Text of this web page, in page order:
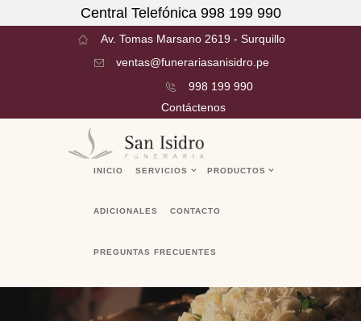
Central Telefónica 998 199 990
Av. Tomas Marsano 2619 - Surquillo
ventas@funerariasanisidro.pe
998 199 990
Contáctenos
INICIO SERVICIOS PRODUCTOS
ADICIONALES CONTACTO
PREGUNTAS FRECUENTES